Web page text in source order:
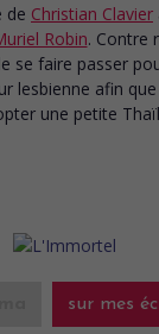
de Christian Clavier
Robin. Contre
se faire passer
lesbienne afin
une petite
sur mes